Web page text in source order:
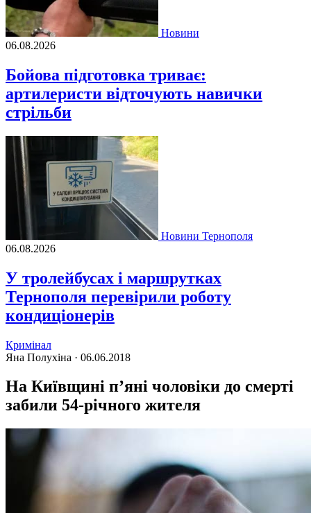
Новини
06.08.2026
Бойова підготовка триває:
артилеристи відточують навички
стрільби
Новини Тернополя
06.08.2026
У тролейбусах і маршрутках
Тернополя перевірили роботу
кондиціонерів
Кримінал
Яна Полухіна · 06.06.2018
На Київщині п’яні чоловіки до смерті
забили 54-річного жителя